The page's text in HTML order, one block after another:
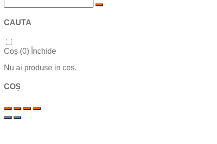
CAUTA
Coș (0) Închide
Nu ai produse in cos.
COȘ